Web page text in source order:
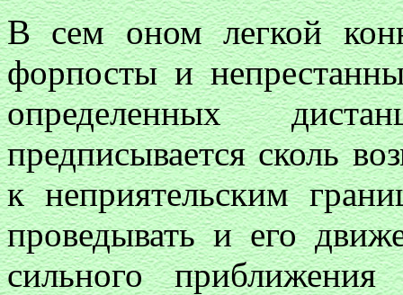
В сем оном легкой
форпосты и
определенных
предписывается сколь
к неприятельским
проведывать и его
сильного